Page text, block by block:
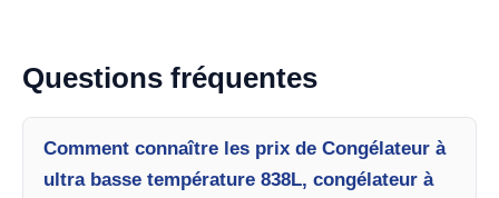
Questions fréquentes
Comment connaître les prix de Congélateur à
ultra basse température 838L, congélateur à